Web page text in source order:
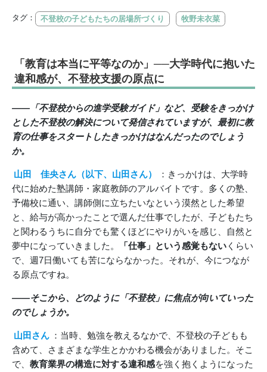
タグ： 不登校の子どもたちの居場所づくり 牧野未衣菜
「教育は本当に平等なのか」──大学時代に抱いた
違和感が、不登校支援の原点に
――「不登校からの進学受験ガイド」など、受験をきっかけ
とした不登校の解決について発信されていますが、最初に教
育の仕事をスタートしたきっかけはなんだったのでしょう
か。
山田 佳央さん（以下、山田さん）
：きっかけは、大学時
代に始めた塾講師・家庭教師のアルバイトです。多くの塾、
予備校に通い、講師側に立ちたいなという漠然とした希望
と、給与が高かったことで選んだ仕事でしたが、子どもたち
と関わるうちに自分でも驚くほどにやりがいを感じ、自然と
夢中になっていきました。
「仕事」という感覚もない くらい
で、週7日働いても苦にならなかった。それが、今につなが
る原点ですね。
――そこから、どのように「不登校」に焦点が向いていった
のでしょうか。
山田さん ：当時、勉強を教えるなかで、不登校の子どもも
含めて、さまざまな学生とかかわる機会がありました。そこ
で、 教育業界の構造に対する違和感を強く抱くようになった